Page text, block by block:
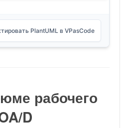
PlantUML в VPasCode
рабочего
D